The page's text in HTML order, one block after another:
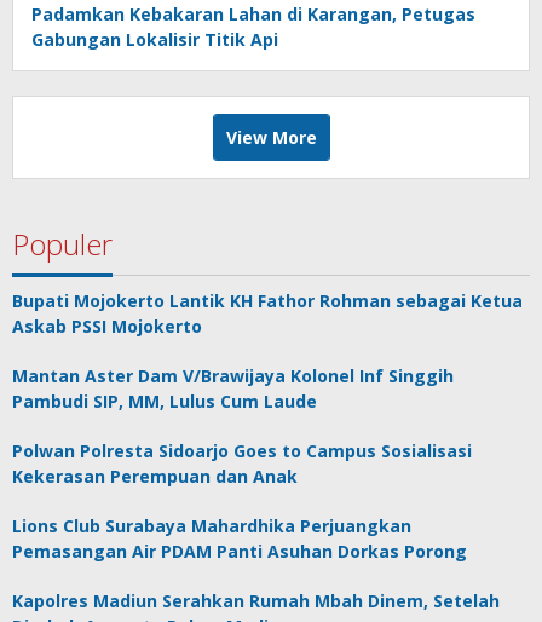
Padamkan Kebakaran Lahan di Karangan, Petugas
Gabungan Lokalisir Titik Api
View More
Populer
Bupati Mojokerto Lantik KH Fathor Rohman sebagai Ketua
Askab PSSI Mojokerto
Mantan Aster Dam V/Brawijaya Kolonel Inf Singgih
Pambudi SIP, MM, Lulus Cum Laude
Polwan Polresta Sidoarjo Goes to Campus Sosialisasi
Kekerasan Perempuan dan Anak
Lions Club Surabaya Mahardhika Perjuangkan
Pemasangan Air PDAM Panti Asuhan Dorkas Porong
Kapolres Madiun Serahkan Rumah Mbah Dinem, Setelah